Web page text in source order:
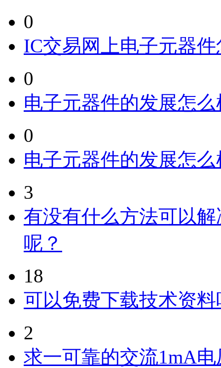
0
IC交易网上电子元器
0
电子元器件的发展怎么
0
电子元器件的发展怎么
3
有没有什么方法可以
呢？
18
可以免费下载技术资料
2
求一可靠的交流1mA